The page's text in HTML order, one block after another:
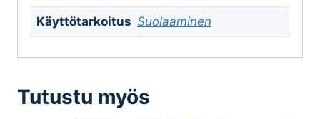
Käyttötarkoitus Suolaaminen
Tutustu myös